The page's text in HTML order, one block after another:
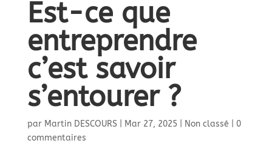
Est-ce que
entreprendre
c’est savoir
s’entourer ?
par Martin DESCOURS| Mar 27, 2025| Non classé
0
commentaires